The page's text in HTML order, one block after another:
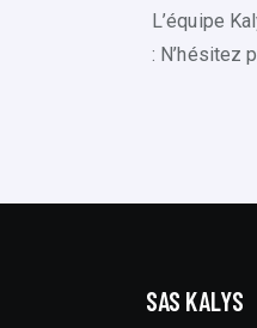
L’équipe
: N’hésitez
SAS KALYS